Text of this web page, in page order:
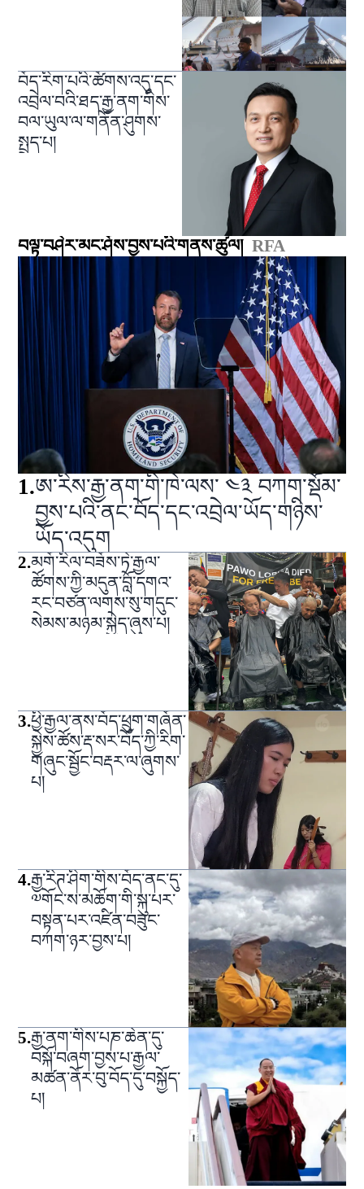
བོད་རིག་པའི་ཚོགས་འདུ་དང་
འབྲེལ་བའི་ཐད་རྒྱ་ནག་གིས་
བལ་ཡུལ་ལ་གནོན་ཤུགས་
སྤྲད་པ།
བལྟ་བཤེར་མང་ཤོས་བྱས་པའི་གནས་ཚུལ། RFA
1.ཨ་རིས་རྒྱ་ནག་གི་ཁེ་ལས་ ༤༣ བཀག་སྡོམ་
བྱས་པའི་ནང་བོད་དང་འབྲེལ་ཡོད་གཉིས་
ཡོད་འདུག
2.མགོ་རིལ་བཟོས་ཏེ་རྒྱལ་
ཚོགས་ཀྱི་མདུན་བློ་དགའ་
རང་བཙན་ལགས་སུ་གདུང་
སེམས་མཉམ་སྐྱེད་ཞུས་པ།
3.ཕྱི་རྒྱལ་ནས་བོད་ཕྲུག་གཞོན་
སྐྱེས་ཚོས་རྡ་སར་བོད་ཀྱི་རིག་
གཞུང་སྦྱོང་བརྡར་ལ་ཞུགས་
པ།
4.རྒྱ་རིཊ་ཤིག་གིས་བོད་ནང་དུ་
༧གོང་ས་མཆོག་གི་སྐུ་པར་
བསྟན་པར་འཛིན་བཟུང་
བཀག་ཉར་བྱས་པ།
5.རྒྱ་ནག་གིས་པཎ་ཆེན་དུ་
བསྐོ་བཞག་བྱས་པ་རྒྱལ་
མཚན་ནོར་བུ་བོད་དུ་བསྐྱོད་
པ།